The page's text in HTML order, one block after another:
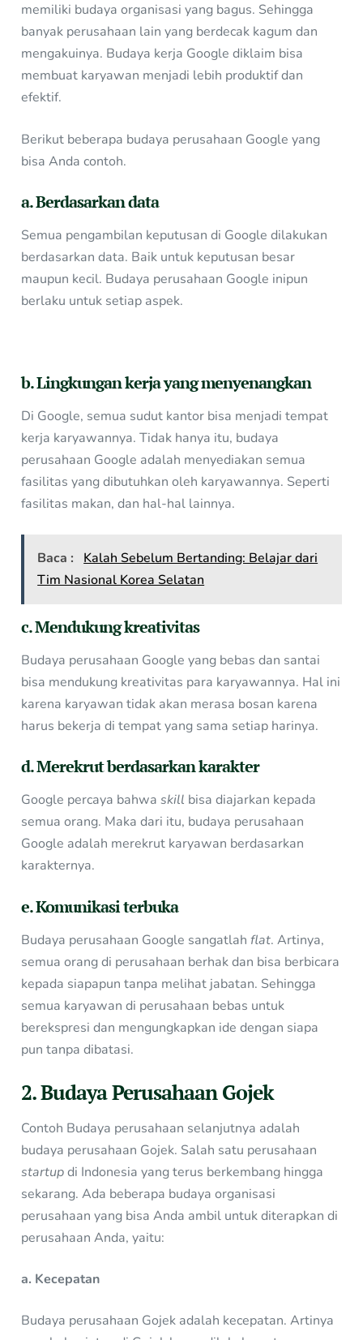
memiliki budaya organisasi yang bagus. Sehingga
banyak perusahaan lain yang berdecak kagum dan
mengakuinya. Budaya kerja Google diklaim bisa
membuat karyawan menjadi lebih produktif dan
efektif.
Berikut beberapa budaya perusahaan Google yang
bisa Anda contoh.
a. Berdasarkan data
Semua pengambilan keputusan di Google dilakukan
berdasarkan data. Baik untuk keputusan besar
maupun kecil. Budaya perusahaan Google inipun
berlaku untuk setiap aspek.
b. Lingkungan kerja yang menyenangkan
Di Google, semua sudut kantor bisa menjadi tempat
kerja karyawannya. Tidak hanya itu, budaya
perusahaan Google adalah menyediakan semua
fasilitas yang dibutuhkan oleh karyawannya. Seperti
fasilitas makan, dan hal-hal lainnya.
Baca :
Kalah Sebelum Bertanding: Belajar dari
Tim Nasional Korea Selatan
c. Mendukung kreativitas
Budaya perusahaan Google yang bebas dan santai
bisa mendukung kreativitas para karyawannya. Hal ini
karena karyawan tidak akan merasa bosan karena
harus bekerja di tempat yang sama setiap harinya.
d. Merekrut berdasarkan karakter
Google percaya bahwaskill bisa diajarkan kepada
semua orang. Maka dari itu, budaya perusahaan
Google adalah merekrut karyawan berdasarkan
karakternya.
e. Komunikasi terbuka
Budaya perusahaan Google sangatlahflat. Artinya,
semua orang di perusahaan berhak dan bisa berbicara
kepada siapapun tanpa melihat jabatan. Sehingga
semua karyawan di perusahaan bebas untuk
berekspresi dan mengungkapkan ide dengan siapa
pun tanpa dibatasi.
2. Budaya Perusahaan Gojek
Contoh Budaya perusahaan selanjutnya adalah
budaya perusahaan Gojek. Salah satu perusahaan
startupdi Indonesia yang terus berkembang hingga
sekarang. Ada beberapa budaya organisasi
perusahaan yang bisa Anda ambil untuk diterapkan di
perusahaan Anda, yaitu:
a. Kecepatan
Budaya perusahaan Gojek adalah kecepatan. Artinya